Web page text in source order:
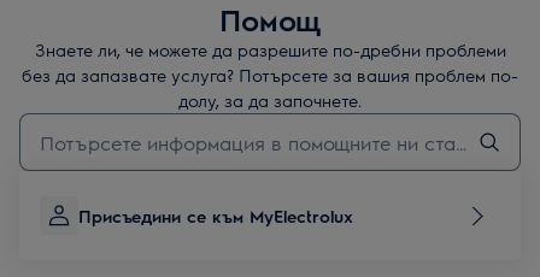
Помощ
Знаете ли, че можете да разрешите по-дребни проблеми
без да запазвате услуга? Потърсете за вашия проблем по-
долу, за да започнете.
Въведете текст за да потърсите статии за поддръжка
Присъедини се към MyElectrolux